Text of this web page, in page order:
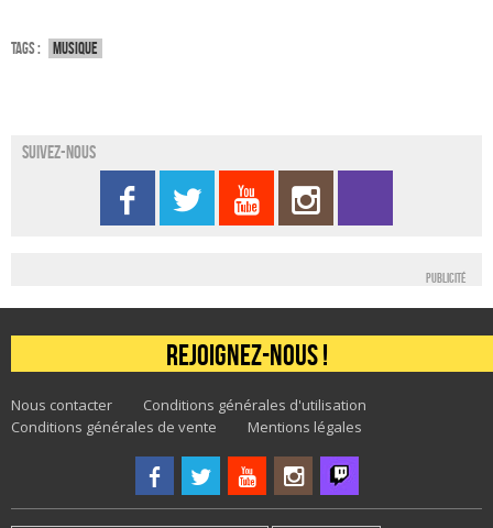
Tags : Musique
Suivez-nous
Publicité
Rejoignez-nous !
Nous contacter
Conditions générales d'utilisation
Conditions générales de vente
Mentions légales